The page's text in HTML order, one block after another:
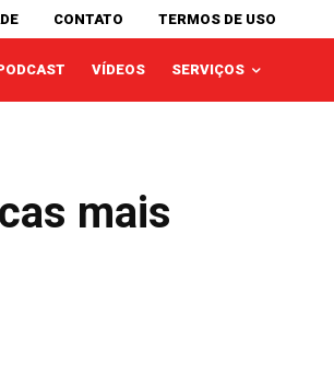
CONTATO TERMOS DE USO
VÍDEOS SERVIÇOS
mais